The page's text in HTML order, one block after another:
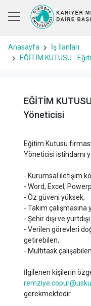
Anasayfa
İş İlanları
EĞİTİM KUTUSU -
EĞİTİM
Yöneticisi
Eğitim Kutusu
Yöneticisi istihdamı
- Kurumsal iletişim
- Word, Excel,
- Öz güveni yüksek,
- Takım çalışmasına
- Şehir dışı ve
- Verilen görevleri
getirebilen,
- Multitask çalışabilen
İlgilenen kişilerin
gerekmektedir.